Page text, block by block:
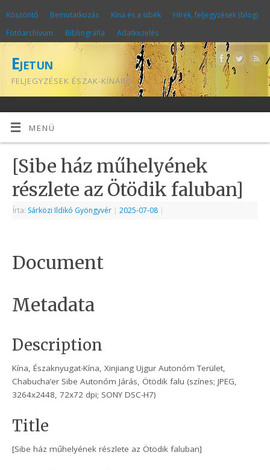
Köszöntő Bemutatkozás Kína és a sibék
Hírek, feljegyzések (blog)
Fotóarchívum
Bibliográfia Adatkezelés
Ejetun
FELJEGYZÉSEK ÉSZAK-KÍNÁRÓL
MENÜ
[Sibe ház műhelyének
részlete az Ötödik faluban]
Írta: Sárközi Ildikó Gyöngyvér | 2025-07-08 |
Document
Metadata
Description
Kína, Északnyugat-Kína, Xinjiang Ujgur Autonóm Terület,
Chabucha’er Sibe Autonóm Járás, Ötödik falu (színes; JPEG,
3264x2448, 72x72 dpi; SONY DSC-H7)
Title
[Sibe ház műhelyének részlete az Ötödik faluban]